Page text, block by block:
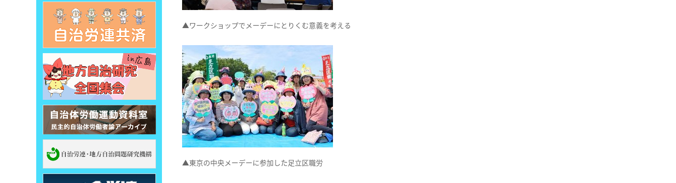
▲ワークショップでメーデーにとりくむ意義を考える
▲東京の中央メーデーに参加した足立区職労